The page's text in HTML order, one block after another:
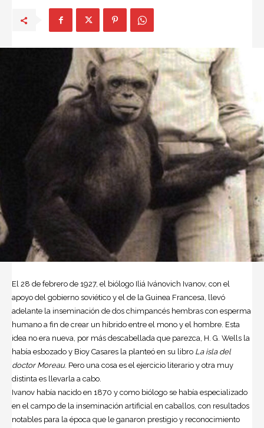
El 28 de febrero de 1927, el biólogo Iliá Ivánovich Ivanov, con el
apoyo del gobierno soviético y el de la Guinea Francesa, llevó
adelante la inseminación de dos chimpancés hembras con esperma
humano a fin de crear un hibrido entre el mono y el hombre. Esta
idea no era nueva, por más descabellada que parezca, H. G. Wells la
había esbozado y Bioy Casares la planteó en su libro La isla del
doctor Moreau. Pero una cosa es el ejercicio literario y otra muy
distinta es llevarla a cabo.
Ivanov había nacido en 1870 y como biólogo se había especializado
en el campo de la inseminación artificial en caballos, con resultados
notables para la época que le ganaron prestigio y reconocimiento